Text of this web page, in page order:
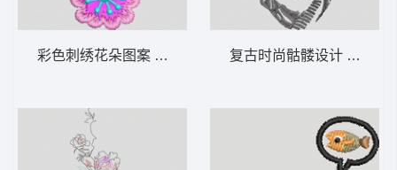
彩色刺绣花朵图案 简单花 复古时尚骷髅设计 骷髅